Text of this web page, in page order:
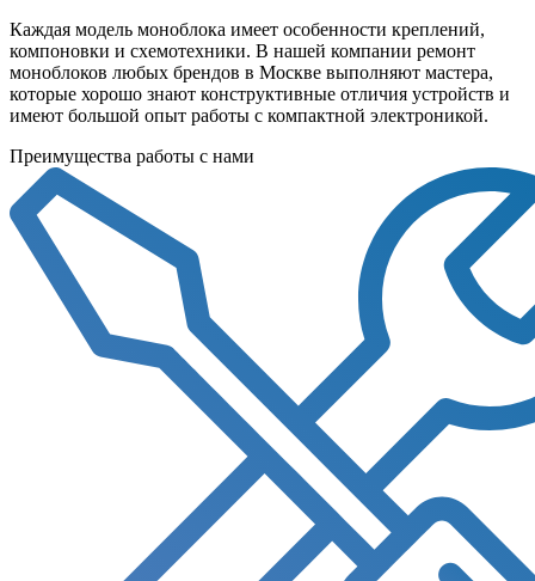
Каждая модель моноблока имеет особенности креплений,
компоновки и схемотехники. В нашей компании ремонт
моноблоков любых брендов в Москве выполняют мастера,
которые хорошо знают конструктивные отличия устройств и
имеют большой опыт работы с компактной электроникой.
Преимущества работы с нами